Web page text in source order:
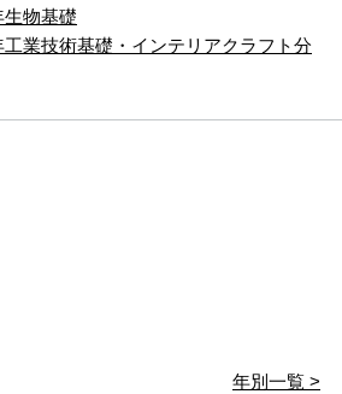
生物基礎
工業技術基礎・インテリアクラフト分
年別一覧 >